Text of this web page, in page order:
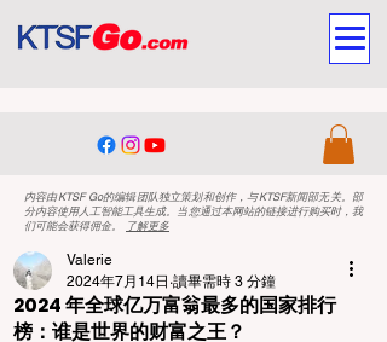
内容由KTSF Go的编辑团队独立策划和创作，与KTSF新闻部无关。部
分内容使用人工智能工具生成。当您通过本网站的链接进行购买时，我
们可能会获得佣金。
了解更多
2024 年全球亿万富翁最多的国家排行
榜：谁是世界的财富之王？
Valerie
2024年7月14日 讀畢需時 3 分鐘